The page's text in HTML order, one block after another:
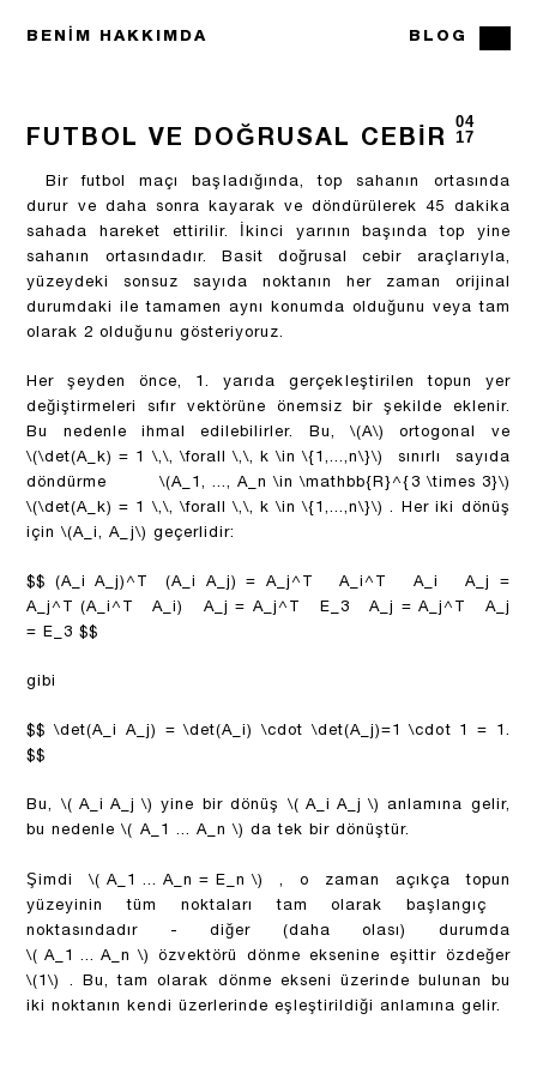
BENIM HAKKIMDA BLOG
FUTBOL VE DOĞRUSAL CEBIR
04
17
Bir futbol maçı başladığında, top sahanın ortasında
durur ve daha sonra kayarak ve döndürülerek 45 dakika
sahada hareket ettirilir. İkinci yarının başında top yine
sahanın ortasındadır. Basit doğrusal cebir araçlarıyla,
yüzeydeki sonsuz sayıda noktanın her zaman orijinal
durumdaki ile tamamen aynı konumda olduğunu veya tam
olarak 2 olduğunu gösteriyoruz.
Her şeyden önce, 1. yarıda gerçekleştirilen topun yer
değiştirmeleri sıfır vektörüne önemsiz bir şekilde eklenir.
Bu nedenle ihmal edilebilirler. Bu, \(A\)
ortogonal ve
\(\det(A_k) = 1 \,\, \forall \,\, k \in \{1,...,n\}\)
sınırlı sayıda
döndürme\(A_1, ..., A_n \in \mathbb{R}^{3 \times 3}\)
\(\det(A_k) = 1 \,\, \forall \,\, k \in \{1,...,n\}\) . Her iki dönüş
için\(A_i, A_j\) geçerlidir:
$$ (A_i A_j)^T (A_i A_j) = A_j^T A_i^T A_i A_j =
A_j^T (A_i^T A_i) A_j = A_j^T E_3 A_j = A_j^T A_j
= E_3 $$
gibi
$$ \det(A_i A_j) = \det(A_i) \cdot \det(A_j)=1 \cdot 1 = 1.
$$
Bu, \( A_i A_j \) yine bir dönüş \( A_i A_j \)
anlamına gelir,
bu nedenle\( A_1 ... A_n \) da tek bir dönüştür.
Şimdi\( A_1 ... A_n = E_n \)
, o zaman açıkça topun
yüzeyinin tüm noktaları tam olarak başlangıç ​​
noktasındadır - diğer (daha olası) durumda
\( A_1 ... A_n \)
özvektörü dönme eksenine eşittir özdeğer
\(1\)
. Bu, tam olarak dönme ekseni üzerinde bulunan bu
iki noktanın kendi üzerlerinde eşleştirildiği anlamına gelir.